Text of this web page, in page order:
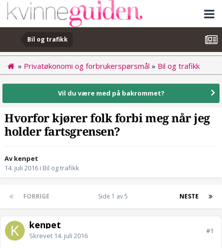
Bil og trafikk
» Privatøkonomi og forbrukerspørsmål » Bil og trafikk
Vil du være med på bakrommet?
Hvorfor kjører folk forbi meg når jeg
holder fartsgrensen?
Av kenpet
14. juli 2016 i Bil og trafikk
FORRIGE NESTE
Side 1 av 5
kenpet
Skrevet 14. juli 2016
#1